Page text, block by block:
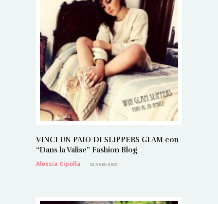
VINCI UN PAIO DI SLIPPERS GLAM con
“Dans la Valise” Fashion Blog
Alessia Cipolla
13 ANNI AGO